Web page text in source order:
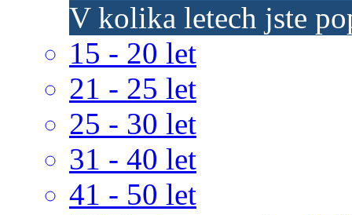
V kolika letech jste
15 - 20 let
21 - 25 let
25 - 30 let
31 - 40 let
41 - 50 let